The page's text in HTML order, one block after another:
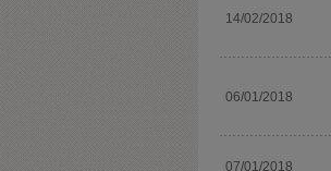
14/02/2018
06/01/2018
07/01/2018